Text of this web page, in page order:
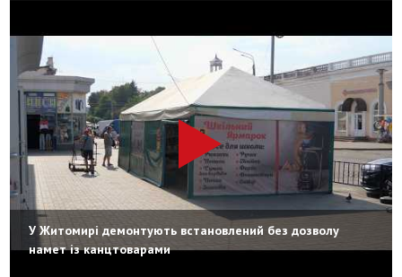
У Житомирі демонтують встановлений без дозволу
намет із канцтоварами